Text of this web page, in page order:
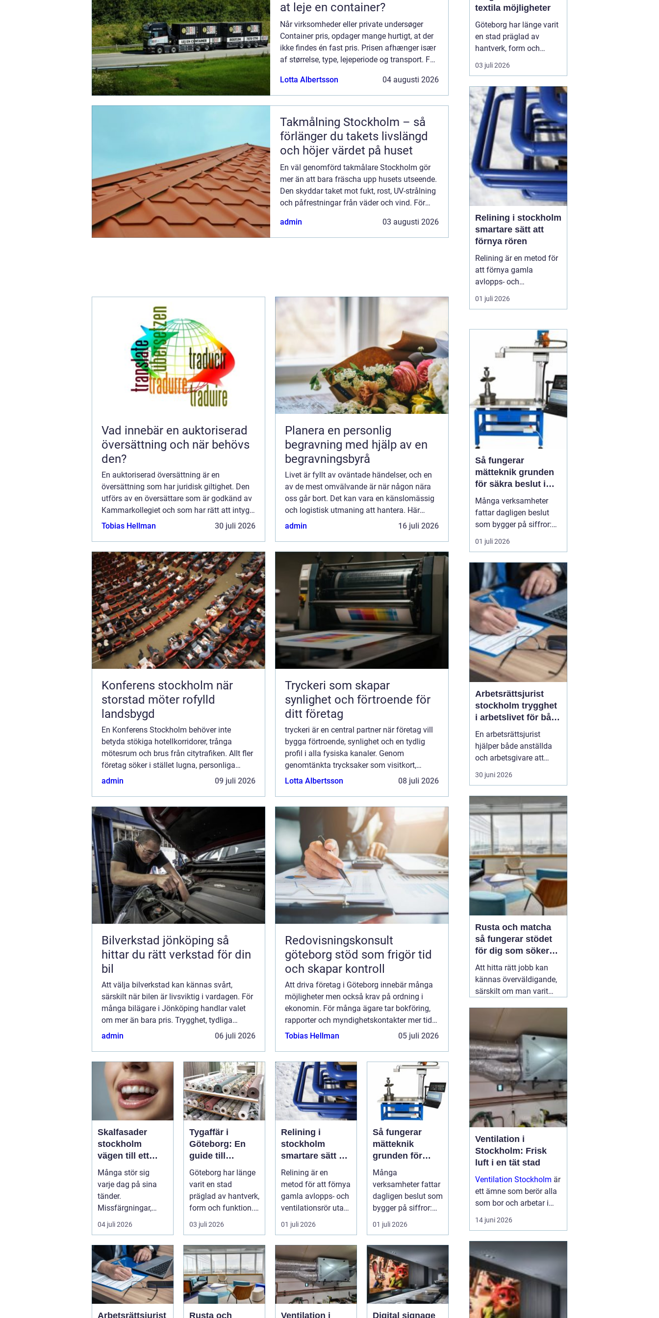
at leje en container?
Når virksomheder eller private undersøger
Container pris, opdager mange hurtigt, at der
ikke findes én fast pris. Prisen afhænger især
af størrelse, type, lejeperiode og transport. For
at finde den lave...
Lotta Albertsson 04 augusti 2026
Takmålning Stockholm – så
förlänger du takets livslängd
och höjer värdet på huset
En väl genomförd takmålare Stockholm gör
mer än att bara fräscha upp husets utseende.
Den skyddar taket mot fukt, rost, UV-strålning
och påfrestningar från väder och vind. För
admin 03 augusti 2026
Vad innebär en auktoriserad
översättning och när behövs
den?
En auktoriserad översättning är en
översättning som har juridisk giltighet. Den
utförs av en översättare som är godkänd av
Kammarkollegiet och som har rätt att intyga
att översättningen...
Tobias Hellman 30 juli 2026
Planera en personlig
begravning med hjälp av en
begravningsbyrå
Livet är fyllt av oväntade händelser, och en
av de mest omvälvande är när någon nära
oss går bort. Det kan vara en känslomässig
och logistisk utmaning att hantera. Här
kommer en begravning...
admin 16 juli 2026
Konferens stockholm när
storstad möter rofylld
landsbygd
En Konferens Stockholm behöver inte
betyda stökiga hotellkorridorer, trånga
mötesrum och brus från citytrafiken. Allt fler
företag söker i stället lugna, personliga
anläggningar strax utanför stan där gruppen
admin 09 juli 2026
Tryckeri som skapar
synlighet och förtroende för
ditt företag
tryckeri är en central partner när företag vill
bygga förtroende, synlighet och en tydlig
profil i alla fysiska kanaler. Genom
genomtänkta trycksaker som visitkort,
broschyrer och skyltar blir varumärket
Lotta Albertsson 08 juli 2026
Bilverkstad jönköping så
hittar du rätt verkstad för din
bil
Att välja bilverkstad kan kännas svårt,
särskilt när bilen är livsviktig i vardagen. För
många bilägare i Jönköping handlar valet
om mer än bara pris. Trygghet, tydliga
besked, hållbarhet och att bilen faktiskt blir
admin 06 juli 2026
Redovisningskonsult
göteborg stöd som frigör tid
och skapar kontroll
Att driva företag i Göteborg innebär många
möjligheter men också krav på ordning i
ekonomin. För många ägare tar bokföring,
rapporter och myndighetskontakter mer tid
och energi än de vill erkänna. Därför väljer
Tobias Hellman 05 juli 2026
Skalfasader
stockholm
vägen till ett
naturligt vackert
leende
Många stör sig
varje dag på sina
tänder.
Missfärgningar,
sprickor, ojämna
kanter eller en sned
tandr...
04 juli 2026
Tygaffär i
Göteborg: En
guide till
stadens textila
möjligheter
Göteborg har länge
varit en stad
präglad av hantverk,
form och funktion. I
dag mä...
03 juli 2026
Relining i
stockholm
smartare sätt att
förnya rören
Relining är en
metod för att förnya
gamla avlopps- och
ventilationsrör utan
att riva väggar och
golv...
01 juli 2026
Så fungerar
mätteknik
grunden för
säkra beslut i
industri och
bygg
Många
verksamheter fattar
dagligen beslut som
bygger på siffror:
längder, vinklar,
tryck, temperatur...
01 juli 2026
Arbetsrättsjurist Rusta och Ventilation i Digital signage
textila möjligheter
Göteborg har länge varit
en stad präglad av
hantverk, form och
funktion. I dag märks det
tydligt i utbudet av tyger
Här finns allt från små
butiker med
handplockade
metervaror till s...
03 juli 2026
Relining i stockholm
smartare sätt att
förnya rören
Relining är en metod för
att förnya gamla
avlopps- och
ventilationsrör utan att
riva väggar och golv. I
tätt rör inuti det gamla.
För fastighetsägare i
Stockholm, där många
hus är byggda under
1900-talet, har tekniken
blivit ...
01 juli 2026
Så fungerar
mätteknik grunden
för säkra beslut i
industri och bygg
Många verksamheter
fattar dagligen beslut
som bygger på siffror:
längder, vinklar, tryck,
temperaturer och flöden.
stämmer får
produktionen flyt,
konstruktioner blir säkra
och kvalitetskrav
uppfylls. När värdena
inte stämmer kan små ...
01 juli 2026
Arbetsrättsjurist
stockholm trygghet
i arbetslivet för både
arbetstagare och
arbetsgivare
En arbetsrättsjurist
hjälper både anställda
och arbetsgivare att
hantera frågor som rör
anställning, uppsägning,
arbetsmiljö och
diskriminering. Med en
kunnig rådgivare vid sin
sida minskar risken för
felsteg, konflikter och
onödiga k...
30 juni 2026
Rusta och matcha
så fungerar stödet
för dig som söker
jobb
Att hitta rätt jobb kan
kännas överväldigande,
särskilt om man varit
funderar på att byta
bana. Arbetsmarknaden
rör sig snabbt,
kravprofiler ändras och
många känner sig
osäkra på var de ska
börja. Här28 juni 2026
Ventilation i
Stockholm: Frisk
luft i en tät stad
Ventilation Stockholm är
ett ämne som berör alla
som bor och arbetar i
huvudstaden. I en tät
och växande stad med
nyproducerade bostäder
och intensiva tr...
14 juni 2026